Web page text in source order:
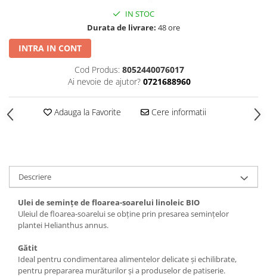
IN STOC
Durata de livrare: 48 ore
INTRA IN CONT
Cod Produs: 8052440076017
Ai nevoie de ajutor? 0721688960
Adauga la Favorite Cere informatii
Descriere
Ulei de semințe de floarea-soarelui linoleic BIO
Uleiul de floarea-soarelui se obține prin presarea semințelor
plantei Helianthus annus.
Gătit
Ideal pentru condimentarea alimentelor delicate și echilibrate,
pentru prepararea murăturilor și a produselor de patiserie.